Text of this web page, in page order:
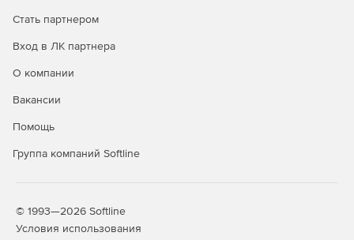
Стать партнером
Вход в ЛК партнера
О компании
Вакансии
Помощь
Группа компаний Softline
© 1993—2026 Softline
Условия использования